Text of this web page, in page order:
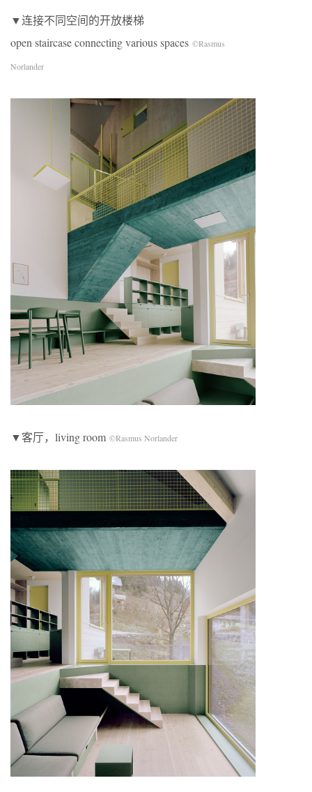
▼连接不同空间的开放楼梯
open staircase connecting various spaces ©Rasmus
Norlander
▼客厅，living room ©Rasmus Norlander